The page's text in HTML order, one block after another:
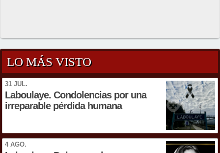
LO MÁS VISTO
31 JUL.
Laboulaye. Condolencias por una
irreparable pérdida humana
4 AGO.